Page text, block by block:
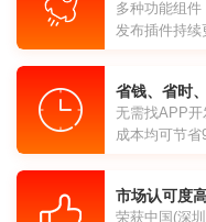
多种功能组
发布插件持续
省钱、省时
无需找APP
成本均可节省
市场认可度
荣获中国(深